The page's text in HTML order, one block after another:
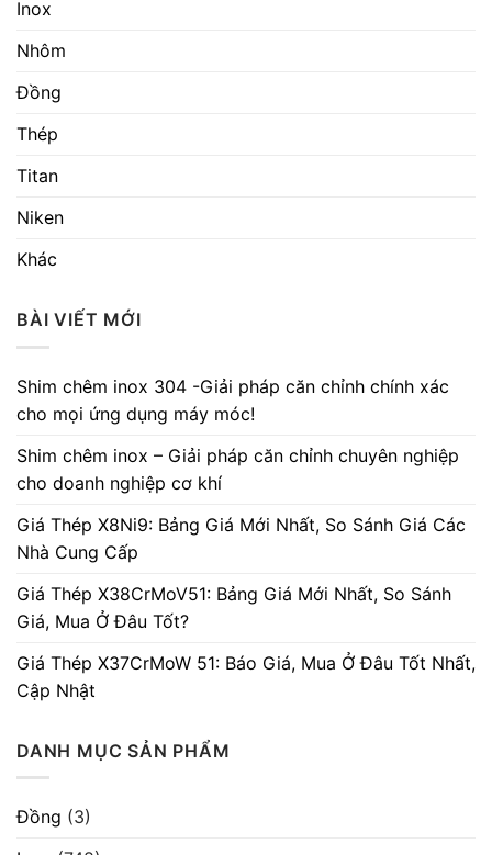
Inox
Nhôm
Đồng
Thép
Titan
Niken
Khác
BÀI VIẾT MỚI
Shim chêm inox 304 -Giải pháp căn chỉnh chính xác
cho mọi ứng dụng máy móc!
Shim chêm inox – Giải pháp căn chỉnh chuyên nghiệp
cho doanh nghiệp cơ khí
Giá Thép X8Ni9: Bảng Giá Mới Nhất, So Sánh Giá Các
Nhà Cung Cấp
Giá Thép X38CrMoV51: Bảng Giá Mới Nhất, So Sánh
Giá, Mua Ở Đâu Tốt?
Giá Thép X37CrMoW 51: Báo Giá, Mua Ở Đâu Tốt Nhất,
Cập Nhật
DANH MỤC SẢN PHẨM
Đồng (3)